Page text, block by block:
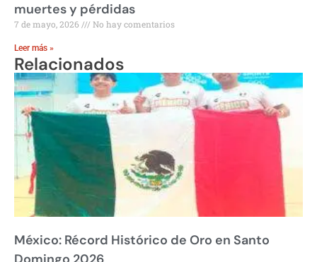
muertes y pérdidas
7 de mayo, 2026 No hay comentarios
Leer más »
Relacionados
México: Récord Histórico de Oro en Santo